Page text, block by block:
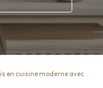
en cuisine moderne avec